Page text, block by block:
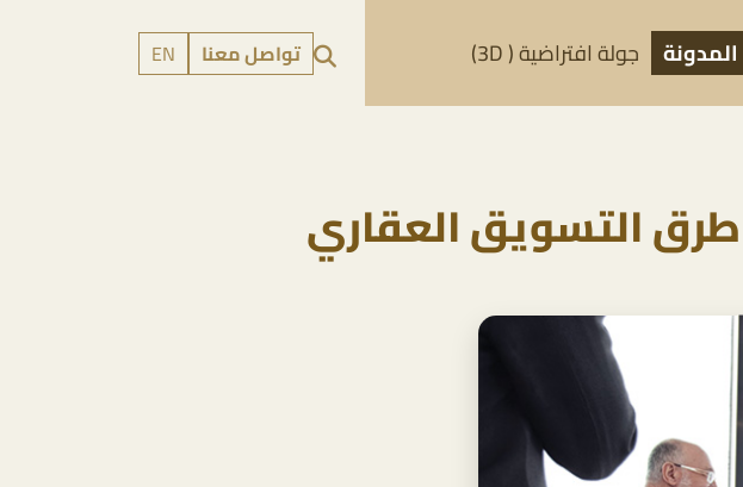
المدونة جولة افتراضية ( 3D) تواصل معنا EN
التسويق العقاري